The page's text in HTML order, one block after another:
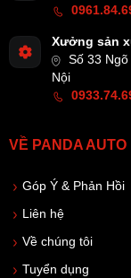
Xưởng sản
Số 33
Nội
VỀ PANDA AUTO
Góp Ý & Phản Hồi
Liên hệ
Về chúng tôi
Tuyển dụng